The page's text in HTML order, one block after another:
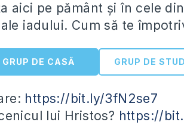
aici pe pământ și în cele
iadului. Cum să te
GRUP DE CASĂ GRUP DE
https://bit.ly/3fN2se7
lui Hristos? https://